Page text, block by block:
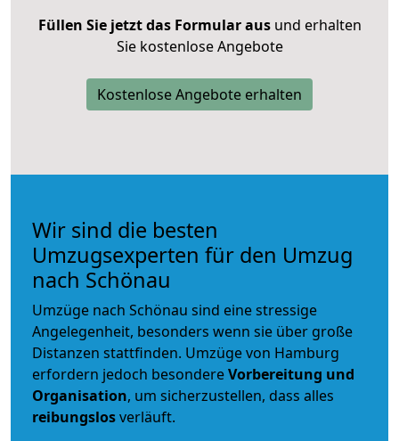
Füllen Sie jetzt das Formular ausund erhalten
Sie kostenlose Angebote
Kostenlose Angebote erhalten
Wir sind die besten
Umzugsexperten für den Umzug
nach Schönau
Umzüge nach Schönau sind eine stressige
Angelegenheit, besonders wenn sie über große
Distanzen stattfinden. Umzüge von Hamburg
erfordern jedoch besondereVorbereitung und
Organisation, um sicherzustellen, dass alles
reibungslosverläuft.